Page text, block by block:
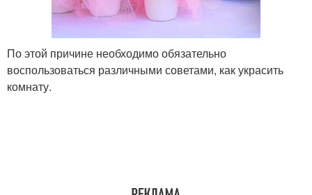
По этой причине необходимо обязательно
воспользоваться различными советами, как украсить
комнату.